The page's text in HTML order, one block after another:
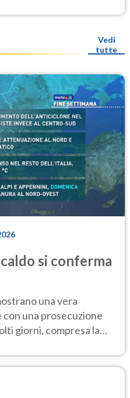
Vedi
tutte
si conferma
una vera
una prosecuzione
giorni, compresa la